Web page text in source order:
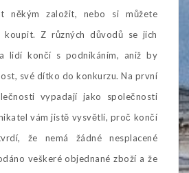
někým založit, nebo si můžete
koupit. Z různých důvodů se jich
lidí končí s podnikáním, aniž by
své dítko do konkurzu. Na první
vypadají jako společnosti
vám jistě vysvětlí, proč končí
že nemá žádné nesplacené
veškeré objednané zboží a že